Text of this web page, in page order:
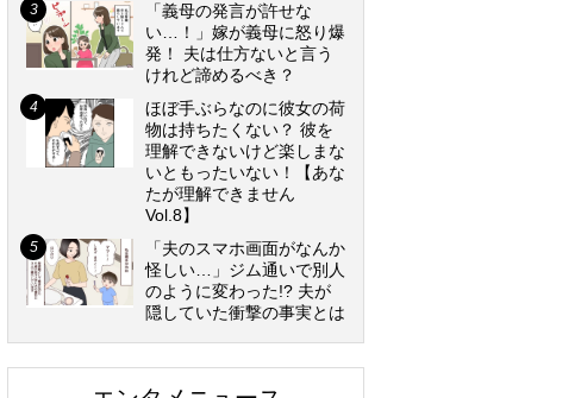
「義母の発言が許せな
い…！」嫁が義母に怒り爆
発！ 夫は仕方ないと言う
けれど諦めるべき？
ほぼ手ぶらなのに彼女の荷
物は持ちたくない？ 彼を
理解できないけど楽しまな
いともったいない！【あな
たが理解できません
Vol.8】
「夫のスマホ画面がなんか
怪しい…」ジム通いで別人
のように変わった!? 夫が
隠していた衝撃の事実とは